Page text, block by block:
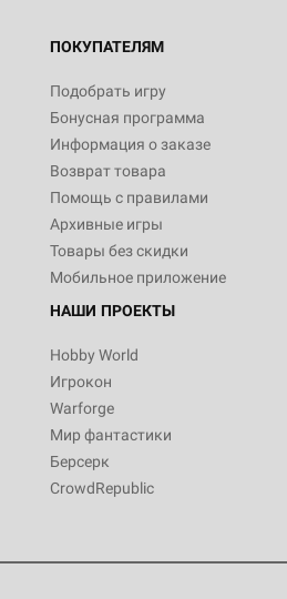
ПОКУПАТЕЛЯМ
Подобрать игру
Бонусная программа
Информация о заказе
Возврат товара
Помощь с правилами
Архивные игры
Товары без скидки
Мобильное приложение
НАШИ ПРОЕКТЫ
Hobby World
Игрокон
Warforge
Мир фантастики
Берсерк
CrowdRepublic